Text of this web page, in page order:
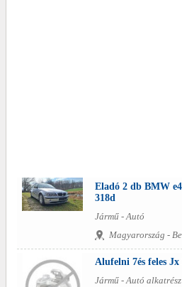
Eladó 2 db BMW
318d
Jármű - Autó
Magyarország -
Alufelni 7és feles Jx
Jármű - Autó alkatrész